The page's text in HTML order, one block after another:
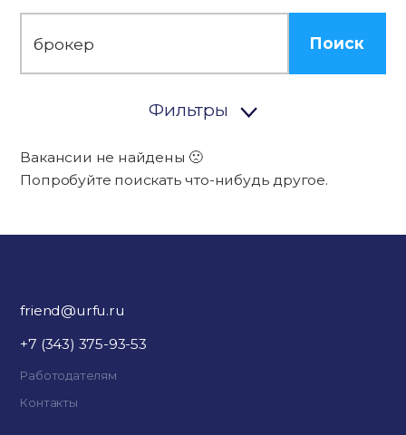
Поиск
Фильтры
Вакансии не найдены 🙁
Попробуйте поискать что-нибудь другое.
friend@urfu.ru
+7 (343) 375-93-53
Работодателям
Контакты